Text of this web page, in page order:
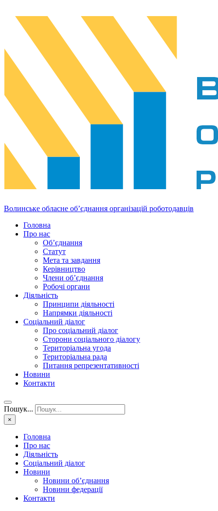
Волинське обласне об’єднання організацій роботодавців
Головна
Про нас
Об’єднання
Статут
Мета та завдання
Керівництво
Члени об’єднання
Робочі органи
Діяльність
Принципи діяльності
Напрямки діяльності
Соціальний діалог
Про соціальний діалог
Сторони соціального діалогу
Територіальна угода
Територіальна рада
Питання репрезентативності
Новини
Контакти
Пошук...
×
Головна
Про нас
Діяльність
Соціальний діалог
Новини
Новини об’єднання
Новини федерації
Контакти